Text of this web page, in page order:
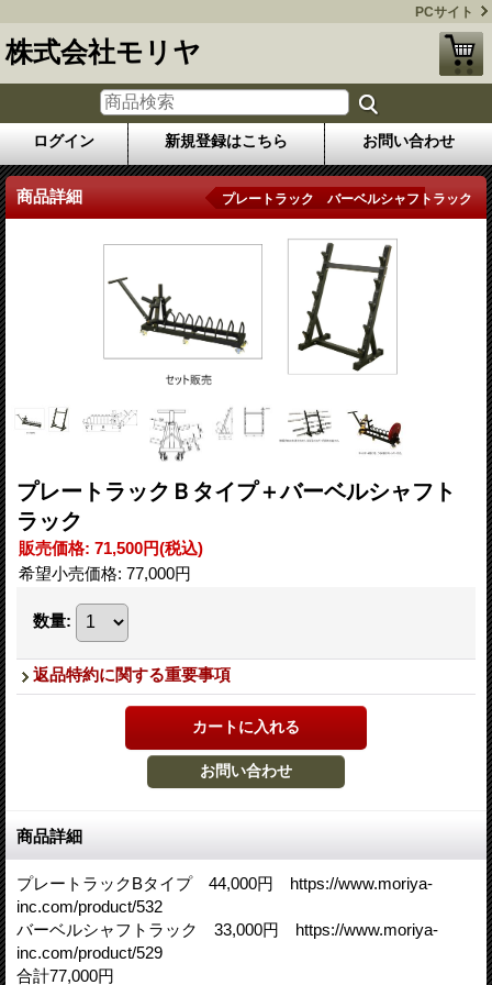
PCサイト
株式会社モリヤ
ログイン 新規登録はこちら お問い合わせ
商品詳細 プレートラック バーベルシャフトラック
プレートラックＢタイプ＋バーベルシャフト
ラック
販売価格: 71,500円(税込)
希望小売価格: 77,000円
数量:
返品特約に関する重要事項
商品詳細
プレートラックBタイプ 44,000円 https://www.moriya-
inc.com/product/532
バーベルシャフトラック 33,000円 https://www.moriya-
inc.com/product/529
合計77,000円